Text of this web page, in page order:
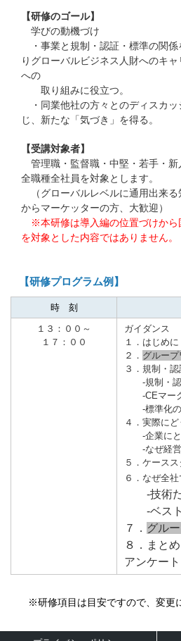
【研修のゴール】
学びの動機づけ
・事業と規制・認証・標準の関
りグローバルビジネス人財へのキ
への
取り組みに役立つ。
・同業他社の方々とのディスカッ
じ、新たな「気づき」を得る。
【受講対象者】
管理職・監督職・中堅・若手・
全職種全社員を対象とします。
（グローバルレベルに通用出来る
からマーケッターの方、大歓迎）
※本研修は導入編の位置づけか
を対象とした内容ではありません。
【研修プログラム例】
時 刻
１３：００ ～
１７：００
ガイダンス
１．はじめに
２． グルー
３．規制・
‐規制・認
‐CEマー
‐標準化
４．実際に
‐企業に
‐なぜ経
５ ．ケース
６．なぜ全
‐技術だ
‐ベスト
７． グル
８．まとめ
アンケート
※研修項目は目安ですので、変更